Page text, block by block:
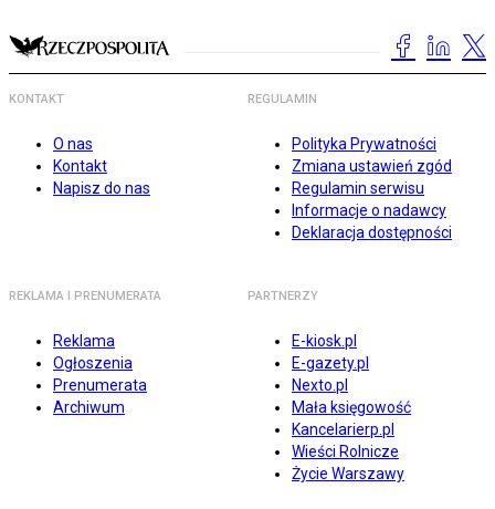
KONTAKT
O nas
Kontakt
Napisz do nas
REGULAMIN
Polityka Prywatności
Zmiana ustawień zgód
Regulamin serwisu
Informacje o nadawcy
Deklaracja dostępności
REKLAMA I PRENUMERATA
Reklama
Ogłoszenia
Prenumerata
Archiwum
PARTNERZY
E-kiosk.pl
E-gazety.pl
Nexto.pl
Mała księgowość
Kancelarierp.pl
Wieści Rolnicze
Życie Warszawy